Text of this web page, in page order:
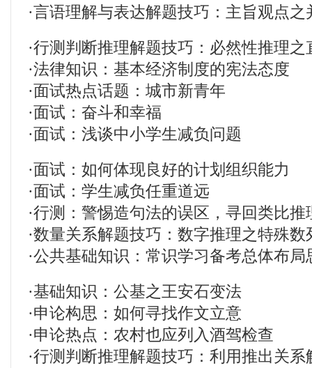
·言语理解与表达解题技巧：主旨观点之
·行测判断推理解题技巧：必然性推理之
·法律知识：基本经济制度的宪法态度
·面试热点话题：城市新青年
·面试：奋斗和幸福
·面试：浅谈中小学生减负问题
·面试：如何体现良好的计划组织能力
·面试：学生减负任重道远
·行测：警惕造句法的误区，寻回类比推
·数量关系解题技巧：数字推理之特殊数
·公共基础知识：常识学习备考总体布局
·基础知识：公基之王安石变法
·申论构思：如何寻找作文立意
·申论热点：农村也应列入酒驾检查
·行测判断推理解题技巧：利用推出关系